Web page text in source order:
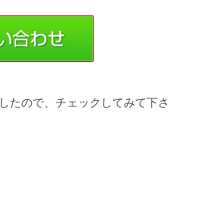
たので、チェックしてみて下さ